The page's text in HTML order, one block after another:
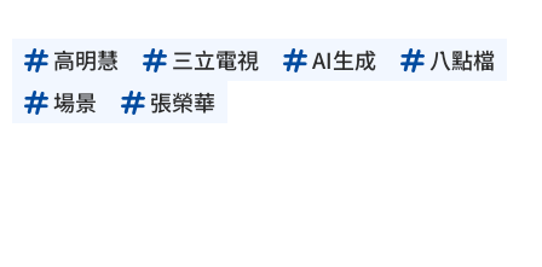
高明慧 三立電視 AI生成
八點檔
場景
張榮華